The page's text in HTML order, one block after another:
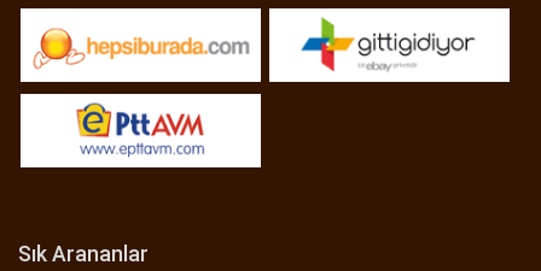
Sık Arananlar